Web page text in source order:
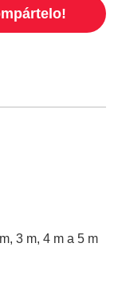
3 m, 4 m a 5 m